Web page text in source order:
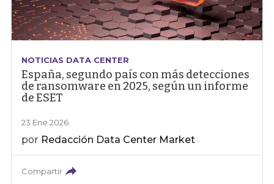
NOTICIAS DATA CENTER
España, segundo país con más detecciones
de ransomware en 2025, según un informe
de ESET
23 Ene 2026
por Redacción Data Center Market
Compartir